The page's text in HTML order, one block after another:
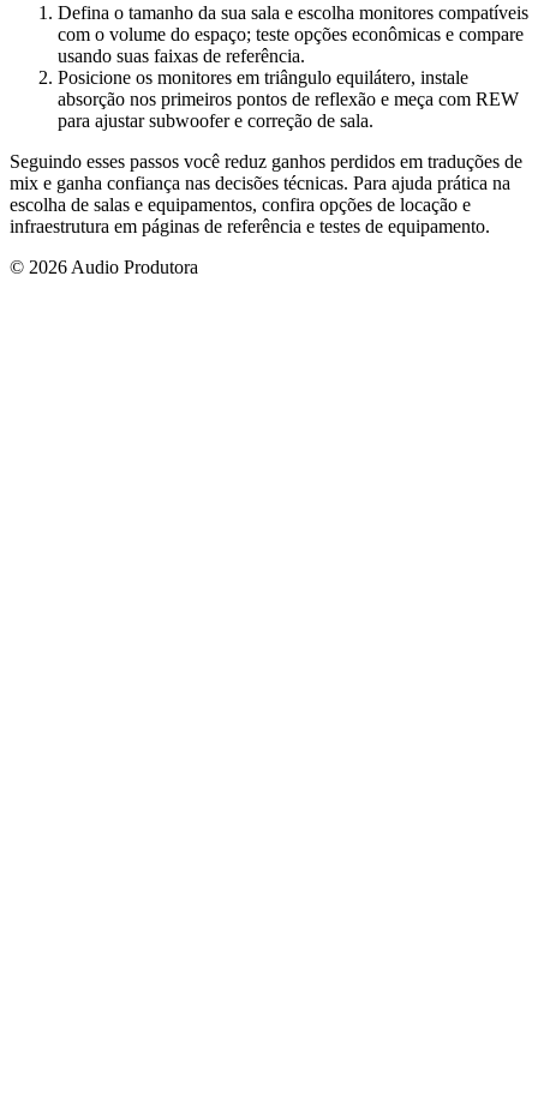
Defina o tamanho da sua sala e escolha monitores compatíveis
com o volume do espaço; teste opções econômicas e compare
usando suas faixas de referência.
Posicione os monitores em triângulo equilátero, instale
absorção nos primeiros pontos de reflexão e meça com REW
para ajustar subwoofer e correção de sala.
Seguindo esses passos você reduz ganhos perdidos em traduções de
mix e ganha confiança nas decisões técnicas. Para ajuda prática na
escolha de salas e equipamentos, confira opções de locação e
infraestrutura em páginas de referência e testes de equipamento.
© 2026 Audio Produtora